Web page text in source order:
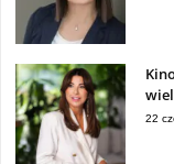
22